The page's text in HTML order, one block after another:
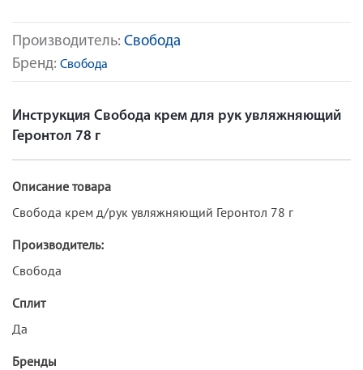
Производитель: Свобода
Бренд: Свобода
Инструкция Свобода крем для рук увляжняющий
Геронтол 78 г
Описание товара
Свобода крем д/рук увляжняющий Геронтол 78 г
Производитель:
Свобода
Сплит
Да
Бренды